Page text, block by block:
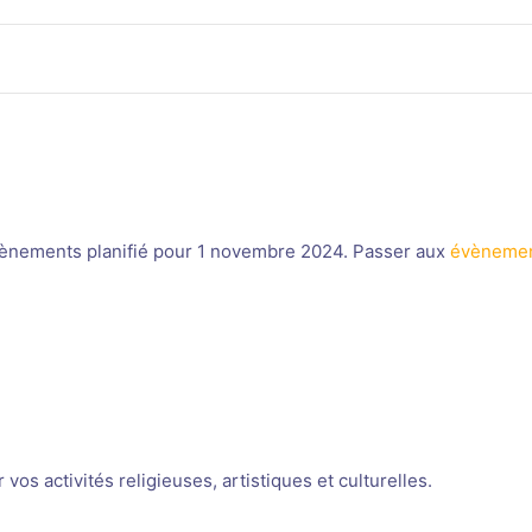
Notice
planifié pour 1 novembre 2024. Passer aux
vos activités religieuses, artistiques et culturelles.